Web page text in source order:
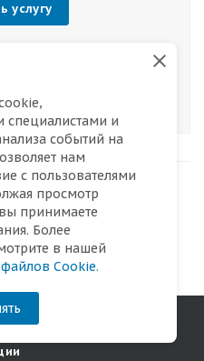
услугу
и ответим на все
и
событий на
нам
с пользователями
просмотр
принимаете
Более
в нашей
Cookie.